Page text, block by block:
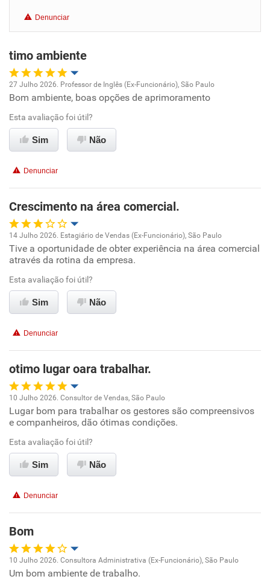
Denunciar
timo ambiente
Oportunidade de promoção
Ambiente de trabalho
Benefícios
Recomenda esta empresa
27 Julho 2026. Professor de Inglês (Ex-Funcionário), São Paulo
Bom ambiente, boas opções de aprimoramento
Esta avaliação foi útil?
Sim Não
Denunciar
Crescimento na área comercial.
Oportunidade de promoção
Ambiente de trabalho
Conciliação com a vida familiar
Não recomenda esta empresa
Não recomenda a diretoria
14 Julho 2026. Estagiário de Vendas (Ex-Funcionário), São Paulo
Tive a oportunidade de obter experiência na área comercial
através da rotina da empresa.
Esta avaliação foi útil?
Sim Não
Denunciar
otimo lugar oara trabalhar.
Oportunidade de promoção
Ambiente de trabalho
Conciliação com a vida familiar
Recomenda a diretoria
10 Julho 2026. Consultor de Vendas, São Paulo
Lugar bom para trabalhar os gestores são compreensivos
e companheiros, dão ótimas condições.
Esta avaliação foi útil?
Sim Não
Denunciar
Bom
Oportunidade de promoção
10 Julho 2026. Consultora Administrativa (Ex-Funcionário), São Paulo
Um bom ambiente de trabalho.